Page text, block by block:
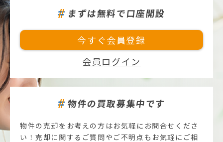
まずは無料で口座開設
今すぐ会員登録
会員ログイン
物件の買取募集中です
物件の売却をお考えの方はお気軽にお問合せくださ
い！売却に関するご質問やご不明点もお気軽にご相